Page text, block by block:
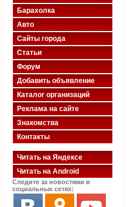
Барахолка
Авто
Сайты города
Статьи
Форум
Добавить объявление
Каталог организаций
Реклама на сайте
Знакомства
Контакты
Читать на Яндексе
Читать на Android
Следите за новостями в
социальных сетях: